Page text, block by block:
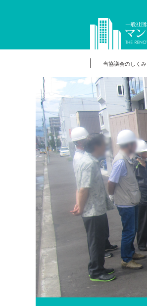
当協議会のしくみ